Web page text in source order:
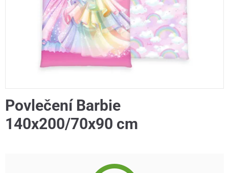
Povlečení Barbie
140x200/70x90 cm